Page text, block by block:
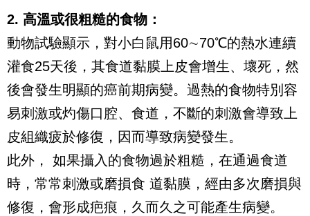
2. 高溫或很粗糙的食物：
動物試驗顯示，對小白鼠用60∼70℃的熱水連續
灌食25天後，其食道黏膜上皮會增生、壞死，然
後會發生明顯的癌前期病變。過熱的食物特別容
易刺激或灼傷口腔、食道，不斷的刺激會導致上
皮組織疲於修復，因而導致病變發生。
此外， 如果攝入的食物過於粗糙，在通過食道
時，常常刺激或磨損食 道黏膜，經由多次磨損與
修復，會形成疤痕，久而久之可能產生病變。